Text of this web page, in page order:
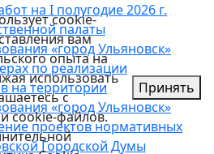
на I полугодие 2026 г.
палаты
«город Ульяновск»
по реализации
на территории
«город Ульяновск»
проектов нормативных
Городской Думы
cookie-
вам
опыта на
использовать
с
cookie-файлов.
Принять